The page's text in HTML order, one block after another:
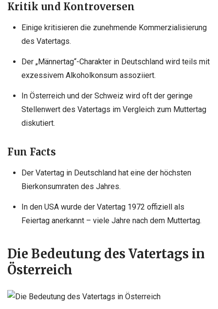
Kritik und Kontroversen
Einige kritisieren die zunehmende Kommerzialisierung
des Vatertags.
Der „Männertag“-Charakter in Deutschland wird teils mit
exzessivem Alkoholkonsum assoziiert.
In Österreich und der Schweiz wird oft der geringe
Stellenwert des Vatertags im Vergleich zum Muttertag
diskutiert.
Fun Facts
Der Vatertag in Deutschland hat eine der höchsten
Bierkonsumraten des Jahres.
In den USA wurde der Vatertag 1972 offiziell als
Feiertag anerkannt – viele Jahre nach dem Muttertag.
Die Bedeutung des Vatertags in
Österreich